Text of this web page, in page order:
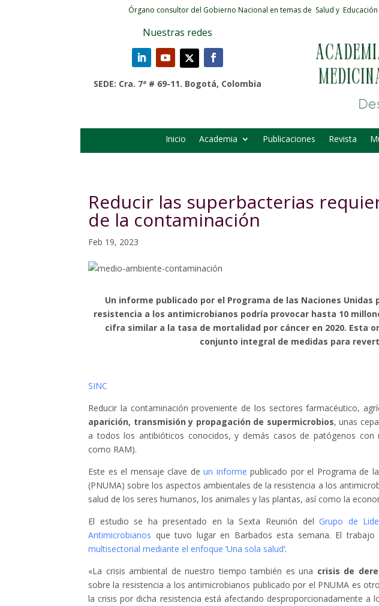
Órgano consultor del Gobierno Nacional en temas de Salud y Educación
Nuestras redes
SEDE: Cra. 7ª # 69-11. Bogotá, Colombia
Inicio Academia Publicaciones Revista
Reducir las superbacterias
de la contaminación
Feb 19, 2023
Un informe publicado por el Programa de las Naciones
resistencia a los antimicrobianos podría provocar hasta 10
cifra similar a la tasa de mortalidad por cáncer en 2020. Esta
conjunto integral de medidas para
SINC
Reducir la contaminación proveniente de los sectores farmacéutico,
aparición, transmisión y propagación de supermicrobios, unas
a todos los antibióticos conocidos, y demás casos de patógenos con
como RAM).
Este es el mensaje clave deun informepublicado por el Programa de
(PNUMA) sobre los aspectos ambientales de la resistencia a los
salud de los seres humanos, los animales y las plantas, así como la
El estudio se ha presentado en la Sexta Reunión del Grupo de
Antimicrobianos que tuvo lugar en Barbados esta semana. El
multisectorial mediante el enfoque ‘Una sola salud‘.
«La crisis ambiental de nuestro tiempo también es una crisis de
sobre la resistencia a los antimicrobianos publicado por el PNUMA es
la crisis por dicha resistencia está afectando desproporcionadamente a